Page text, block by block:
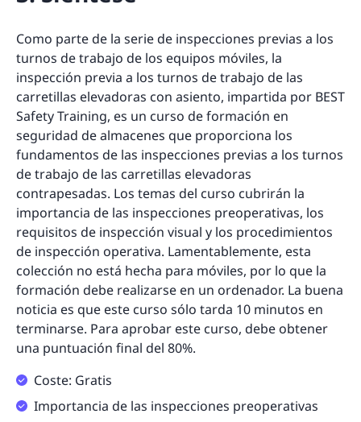
Como parte de la serie de inspecciones previas a los
turnos de trabajo de los equipos móviles, la
inspección previa a los turnos de trabajo de las
carretillas elevadoras con asiento, impartida por BEST
Safety Training, es un curso de formación en
seguridad de almacenes que proporciona los
fundamentos de las inspecciones previas a los turnos
de trabajo de las carretillas elevadoras
contrapesadas. Los temas del curso cubrirán la
importancia de las inspecciones preoperativas, los
requisitos de inspección visual y los procedimientos
de inspección operativa. Lamentablemente, esta
colección no está hecha para móviles, por lo que la
formación debe realizarse en un ordenador. La buena
noticia es que este curso sólo tarda 10 minutos en
terminarse. Para aprobar este curso, debe obtener
una puntuación final del 80%.
Coste: Gratis
Importancia de las inspecciones preoperativas